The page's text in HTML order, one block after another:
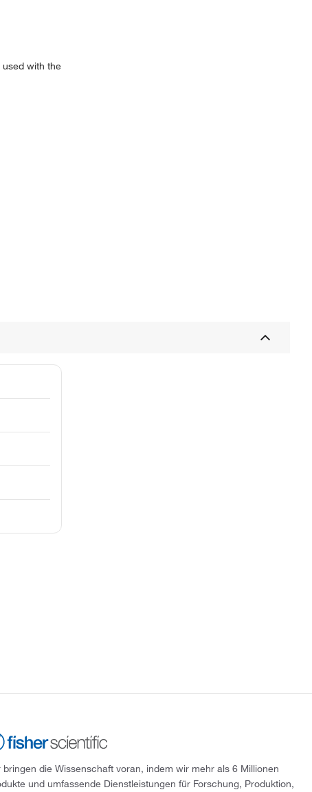
with the
bringen die Wissenschaft voran, indem wir mehr als 6 Millionen
und umfassende Dienstleistungen für Forschung, Produktion,